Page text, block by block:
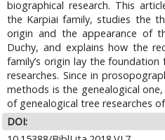
biographical research. This
the Karpiai family, studies the
origin and the appearance of
Duchy, and explains how the
family’s origin lay the
researches. Since in
methods is the genealogical
of genealogical tree researches
DOI: